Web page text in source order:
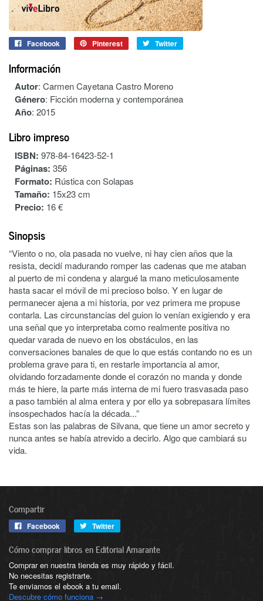
Facebook Pinterest Twitter
Información
Autor: Carmen Cayetana Castro Moreno
Género: Ficción moderna y contemporánea
Año: 2015
Libro impreso
ISBN: 978-84-16423-52-1
Páginas: 356
Formato: Rústica con Solapas
Tamaño: 15x23 cm
Precio: 16 €
Sinopsis
“Viento o no, ola pasada no vuelve, ni hay cien años que la
resista, decidí madurando romper las cadenas que me ataban
al puerto de mi condena y alargué la mano meticulosamente
hasta sacar el móvil de mi precioso bolso. Y en lugar de
permanecer ajena a mi historia, por vez primera me propuse
contarla. Las circunstancias del guion lo venían exigiendo y era
una señal que yo interpretaba como realmente positiva no
quedar varada de nuevo en los obstáculos, en las
conversaciones banales de que lo que estás contando no es un
problema grave para ti, en restarle importancia al amor,
olvidando forzadamente donde el corazón no manda y donde
más te hiere, la parte más interna de mi fuero trasvasada paso
a paso también al alma entera y por ello ya sobrepasara límites
insospechados hacía la década...”
Estas son las palabras de Silvana, que tiene un amor secreto y
nunca antes se había atrevido a decirlo. Algo que cambiará su
vida.
Compartir
Facebook Twitter
Cómo comprar libros en Editorial Amarante
Comprar en nuestra tienda es muy rápido y fácil.
No necesitas registrarte.
Te enviamos el ebook a tu email.
Descubre cómo funciona →